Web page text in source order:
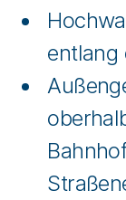
entlang